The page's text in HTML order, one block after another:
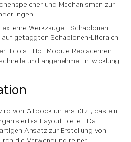
und Mechanismen zur
externe Werkzeuge - Schablonen-
auf getaggten Schablonen-Literalen
Tools - Hot Module Replacement
und angenehme Entwicklung
von Gitbook unterstützt, das ein
Layout bietet. Da
Ansatz zur Erstellung von
die Verwendung reiner